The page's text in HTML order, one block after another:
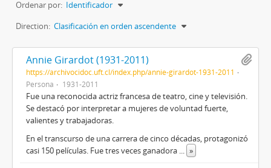
Ordenar por: Identificador
Direction: Clasificación en orden ascendente
Annie Girardot (1931-2011)
https://archivocidoc.uft.cl/index.php/annie-girardot-1931-2011
Persona
1931-2011
Fue una reconocida actriz francesa de teatro, cine y televisión.​
Se destacó por interpretar a mujeres de voluntad fuerte,
valientes y trabajadoras.
En el transcurso de una carrera de cinco décadas, protagonizó
casi 150 películas. Fue tres veces ganadora ... »